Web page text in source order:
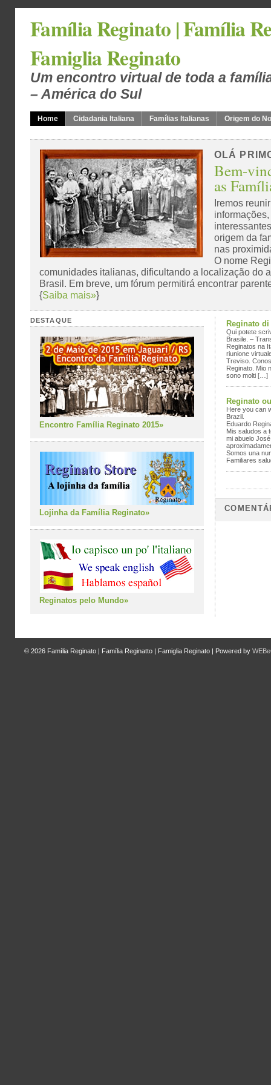
Família Reginato | Família
Famiglia Reginato
Um encontro virtual de toda a
– América do Sul
Home Cidadania Italiana Famílias Italianas Origem do
OLÁ
Bem-
as
Iremos
origem da
nas
O nome
comunidades italianas, dificultando a localização do
Brasil. Em breve, um fórum permitirá encontrar
{Saiba mais»}
DESTAQUE
Encontro Família Reginato 2015»
Lojinha da Família Reginato»
Reginatos pelo Mundo»
Reginato
Qui potete
Brasile. –
Reginatos na
riunione
Treviso.
Reginato. Mio
sono molti […]
Reginato
Here you can
Brazil.
Eduardo
Mis saludos a
mi abuelo
Somos una
Familiares
© 2026 Família Reginato | Família Reginatto | Famiglia Reginato | Powered by